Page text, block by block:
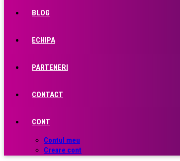
BLOG
ECHIPA
PARTENERI
CONTACT
CONT
Contul meu
Creare cont